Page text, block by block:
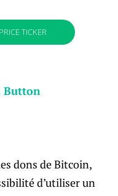
TICKER
Button
dons de Bitcoin,
d’utiliser un